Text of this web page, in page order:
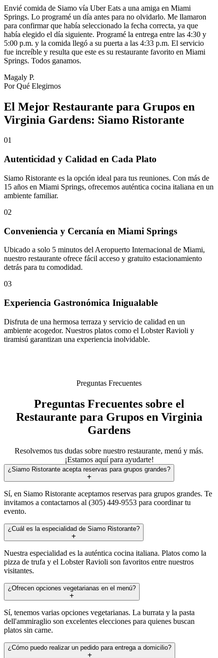
Envié comida de Siamo vía Uber Eats a una amiga en Miami
Springs. Lo programé un día antes para no olvidarlo. Me llamaron
para confirmar que había seleccionado la fecha correcta, ya que
había elegido el día siguiente. Programé la entrega entre las 4:30 y
5:00 p.m. y la comida llegó a su puerta a las 4:33 p.m. El servicio
fue increíble y resulta que este es su restaurante favorito en Miami
Springs. Todos ganamos.
Magaly P.
Por Qué Elegirnos
El Mejor Restaurante para Grupos en
Virginia Gardens: Siamo Ristorante
01
Autenticidad y Calidad en Cada Plato
Siamo Ristorante es la opción ideal para tus reuniones. Con más de
15 años en Miami Springs, ofrecemos auténtica cocina italiana en un
ambiente familiar.
02
Conveniencia y Cercanía en Miami Springs
Ubicado a solo 5 minutos del Aeropuerto Internacional de Miami,
nuestro restaurante ofrece fácil acceso y gratuito estacionamiento
detrás para tu comodidad.
03
Experiencia Gastronómica Inigualable
Disfruta de una hermosa terraza y servicio de calidad en un
ambiente acogedor. Nuestros platos como el Lobster Ravioli y
tiramisú garantizan una experiencia inolvidable.
Preguntas Frecuentes
Preguntas Frecuentes sobre el
Restaurante para Grupos en Virginia
Gardens
Resolvemos tus dudas sobre nuestro restaurante, menú y más.
¡Estamos aquí para ayudarte!
¿Siamo Ristorante acepta reservas para grupos grandes?
Sí, en Siamo Ristorante aceptamos reservas para grupos grandes. Te
invitamos a contactarnos al (305) 449-9553 para coordinar tu
evento.
¿Cuál es la especialidad de Siamo Ristorante?
Nuestra especialidad es la auténtica cocina italiana. Platos como la
pizza de trufa y el Lobster Ravioli son favoritos entre nuestros
visitantes.
¿Ofrecen opciones vegetarianas en el menú?
Sí, tenemos varias opciones vegetarianas. La burrata y la pasta
dell'ammiraglio son excelentes elecciones para quienes buscan
platos sin carne.
¿Cómo puedo realizar un pedido para entrega a domicilio?